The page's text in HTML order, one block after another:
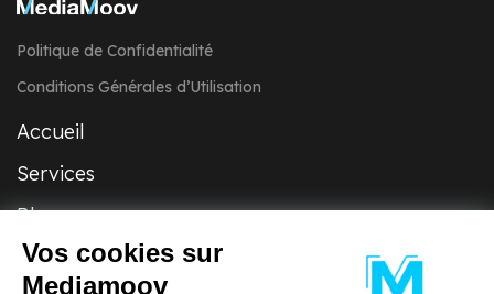
Politique de Confidentialité
Conditions Générales d’Utilisation
Accueil
Services
Blog
À propos
Vos cookies sur
Mediamoov